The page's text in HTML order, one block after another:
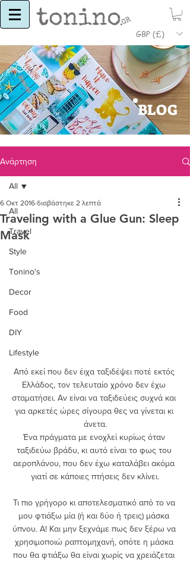
GBP (£)
BLOG
Ανάρτηση
All
Travel
Style
Tonino's
Decor
Food
DIY
Lifestyle
All
Traveling with a Glue Gun: Sleep
Mask
6 Οκτ 2016 διαβάστηκε 2 λεπτά
Από εκεί που δεν έιχα ταξιδέψει ποτέ εκτός
Ελλάδος, τον τελευταίο χρόνο δεν έχω
σταματήσει. Αν είναι να ταξιδεύεις συχνά και
για αρκετές ώρες σίγουρα θες να γίνεται κι
άνετα.
Ένα πράγματα με ενοχλεί κυρίως όταν
ταξιδεύω βράδυ, κι αυτό είναι το φως του
αεροπλάνου, που δεν έχω καταλάβει ακόμα
γιατί σε κάποιες πτήσεις δεν κλίνει.
Τι πιο γρήγορο κι αποτελεσματικό από το να
μου φτιάξω μία (ή και δύο ή τρεις) μάσκα
ύπνου. Α! Και μην ξεχνάμε πως δεν ξέρω να
χρησιμοποιώ ραπτομηχανή, οπότε η μάσκα
που θα φτιάξω θα είναι χωρίς να χρειάζεται